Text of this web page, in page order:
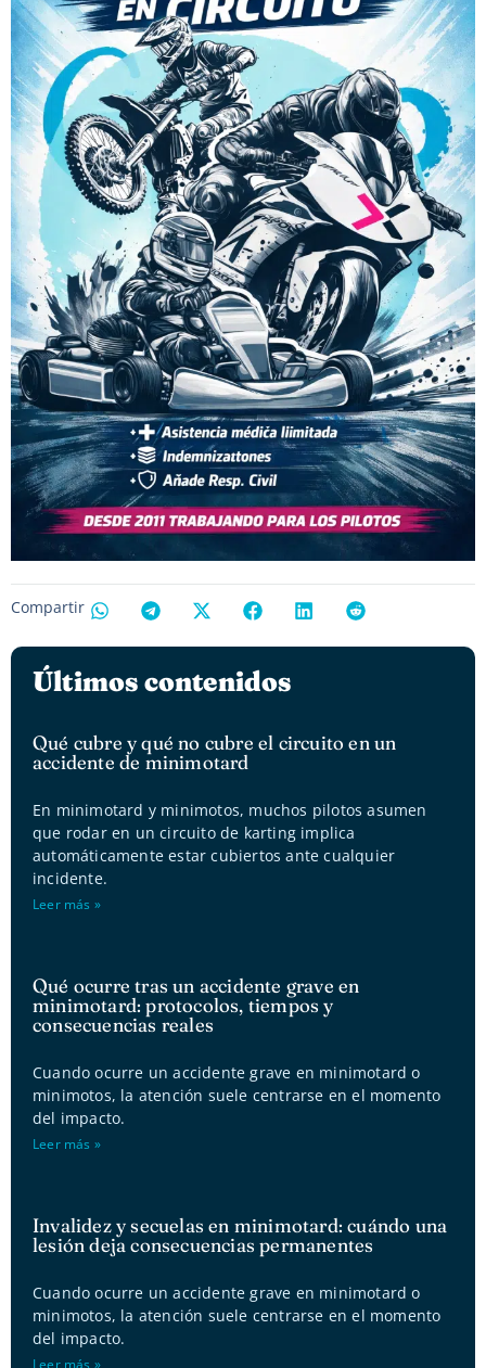
Compartir
Últimos contenidos
Qué cubre y qué no cubre el circuito en un
accidente de minimotard
En minimotard y minimotos, muchos pilotos asumen
que rodar en un circuito de karting implica
automáticamente estar cubiertos ante cualquier
incidente.
Leer más »
Qué ocurre tras un accidente grave en
minimotard: protocolos, tiempos y
consecuencias reales
Cuando ocurre un accidente grave en minimotard o
minimotos, la atención suele centrarse en el momento
del impacto.
Leer más »
Invalidez y secuelas en minimotard: cuándo una
lesión deja consecuencias permanentes
Cuando ocurre un accidente grave en minimotard o
minimotos, la atención suele centrarse en el momento
del impacto.